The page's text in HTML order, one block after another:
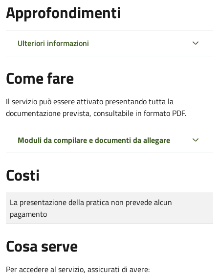
Approfondimenti
Ulteriori informazioni
Come fare
Il servizio può essere attivato presentando tutta la
documentazione prevista, consultabile in formato PDF.
Moduli da compilare e documenti da allegare
Costi
Tipo di pagamento
Importo
La presentazione della pratica non prevede alcun
pagamento
Cosa serve
Per accedere al servizio, assicurati di avere: